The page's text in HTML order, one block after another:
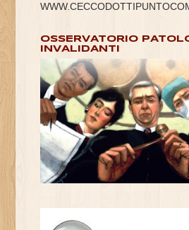
OSSERVATORIO
INVALIDANTI